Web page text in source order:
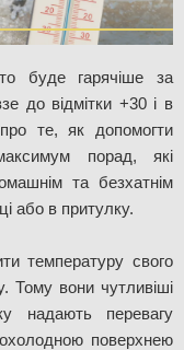
буде гарячіше за
до відмітки +30 і в
про те, як допомогти
порад, які
та безхатнім
або в притулку.
температуру свого
Тому вони чутливіші
надають перевагу
поверхнею